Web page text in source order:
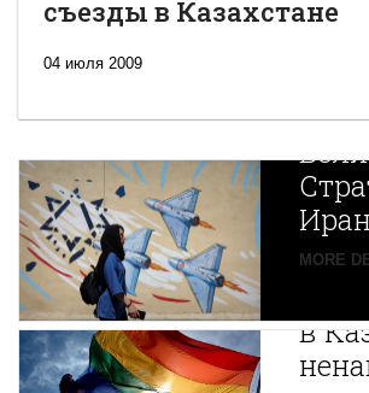
съезды в Казахстане
04 июля 2009
MORE
в